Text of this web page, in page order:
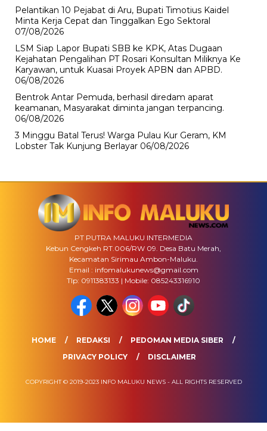
Pelantikan 10 Pejabat di Aru, Bupati Timotius Kaidel
Minta Kerja Cepat dan Tinggalkan Ego Sektoral
07/08/2026
LSM Siap Lapor Bupati SBB ke KPK, Atas Dugaan
Kejahatan Pengalihan PT Rosari Konsultan Miliknya Ke
Karyawan, untuk Kuasai Proyek APBN dan APBD.
06/08/2026
Bentrok Antar Pemuda, berhasil diredam aparat
keamanan, Masyarakat diminta jangan terpancing.
06/08/2026
3 Minggu Batal Terus! Warga Pulau Kur Geram, KM
Lobster Tak Kunjung Berlayar 06/08/2026
PT PUTRA MALUKU INTERMEDIA
Kebun Cengkeh RT.006/RW 09. Desa Batu Merah,
Kecamatan Sirimau Ambon-Maluku.
Email : infomalukunews@gmail.com
Tlp: 0911383133 | Mobile: 085243316910
HOME REDAKSI
PEDOMAN MEDIA SIBER
PRIVACY POLICY
DISCLAIMER
COPYRIGHT © 2019-2023 INFO MALUKU NEWS - ALL RIGHTS RESERVED